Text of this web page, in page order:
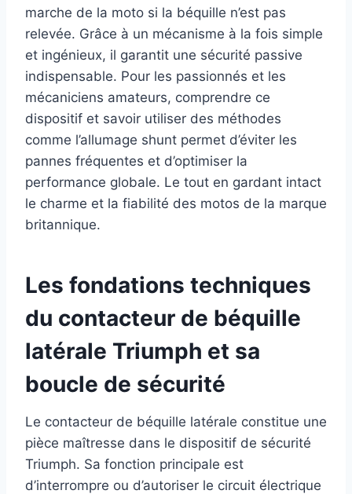
marche de la moto si la béquille n’est pas
relevée. Grâce à un mécanisme à la fois simple
et ingénieux, il garantit une sécurité passive
indispensable. Pour les passionnés et les
mécaniciens amateurs, comprendre ce
dispositif et savoir utiliser des méthodes
comme l’allumage shunt permet d’éviter les
pannes fréquentes et d’optimiser la
performance globale. Le tout en gardant intact
le charme et la fiabilité des motos de la marque
britannique.
Les fondations techniques
du contacteur de béquille
latérale Triumph et sa
boucle de sécurité
Le contacteur de béquille latérale constitue une
pièce maîtresse dans le dispositif de sécurité
Triumph. Sa fonction principale est
d’interrompre ou d’autoriser le circuit électrique